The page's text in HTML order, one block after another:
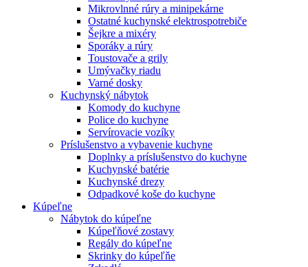
Mikrovlnné rúry a minipekárne
Ostatné kuchynské elektrospotrebiče
Šejkre a mixéry
Sporáky a rúry
Toustovače a grily
Umývačky riadu
Varné dosky
Kuchynský nábytok
Komody do kuchyne
Police do kuchyne
Servírovacie vozíky
Príslušenstvo a vybavenie kuchyne
Doplnky a príslušenstvo do kuchyne
Kuchynské batérie
Kuchynské drezy
Odpadkové koše do kuchyne
Kúpeľne
Nábytok do kúpeľne
Kúpeľňové zostavy
Regály do kúpeľne
Skrinky do kúpeľňe